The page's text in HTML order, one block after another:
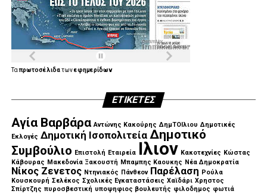
Ταπρωτοσέλιδατωνεφημερίδων
ΕΤΙΚΈΤΕΣ
Αγία Βαρβάρα Αντώνης Κακούρης ΔημΤΟΙλιου Δημοτικές
Εκλογές Δημοτική Ισοπολιτεία Δημοτικό
Συμβούλιο Επιστολή Εταιρεία Ιλιον Κακοτεχνίες Κώστας
Κάβουρας Μακεδονία Ξακουστή Μπαμπης Καουκης Νέα Δημοκρατία
Νίκος Ζενετος Ντηνιακός Πάνθεον Παρέλαση Ρούλα
Κουσκουρή Σελέκος Σχολικές Εγκαταστάσεις Χαϊδάρι Χρηστος
Σπίρτζης πυροσβεστική υποψηφιος βουλευτής φιλοδημος φωτιά